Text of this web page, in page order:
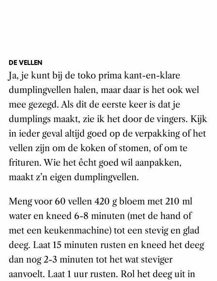
DE VELLEN
Ja, je kunt bij de toko prima kant-en-klare
dumplingvellen halen, maar daar is het ook wel
mee gezegd. Als dit de eerste keer is dat je
dumplings maakt, zie ik het door de vingers. Kijk
in ieder geval altijd goed op de verpakking of het
vellen zijn om de koken of stomen, of om te
frituren. Wie het êcht goed wil aanpakken,
maakt z’n eigen dumplingvellen.
Meng voor 60 vellen 420 g bloem met 210 ml
water en kneed 6-8 minuten (met de hand of
met een keukenmachine) tot een stevig en glad
deeg. Laat 15 minuten rusten en kneed het deeg
dan nog 2-3 minuten tot het wat steviger
aanvoelt. Laat 1 uur rusten. Rol het deeg uit in